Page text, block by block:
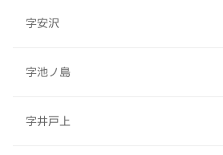
字安沢
字池ノ島
字井戸上